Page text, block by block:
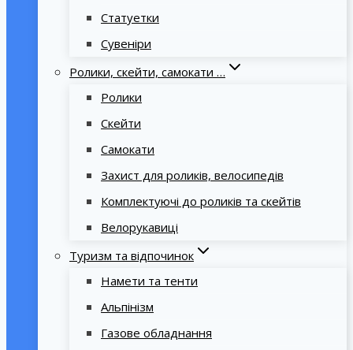
Статуетки
Сувеніри
Ролики, скейти, самокати …
Ролики
Скейти
Самокати
Захист для роликів, велосипедів
Комплектуючі до роликів та скейтів
Велорукавиці
Туризм та відпочинок
Намети та тенти
Альпінізм
Газове обладнання